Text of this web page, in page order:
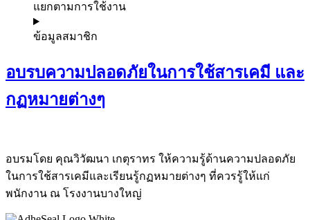
แยกตามการใช้งาน
ข้อมูลสมาชิก
อบรบความปลอดภัยในการใช้สารเคมี และ
กฏหมายต่างๆ
อบรมโดย คุณวิวัฒนา เกตุราทร ให้ความรู้ด้านความปลอดภัย
ในการใช้สารเคมีและเรียนรู้กฏหมายต่างๆ ที่ควรรู้ให้แก่
พนักงาน ณ โรงงานบางใหญ่